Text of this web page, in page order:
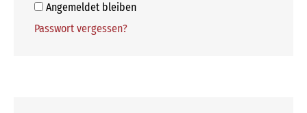
Angemeldet bleiben
Passwort vergessen?